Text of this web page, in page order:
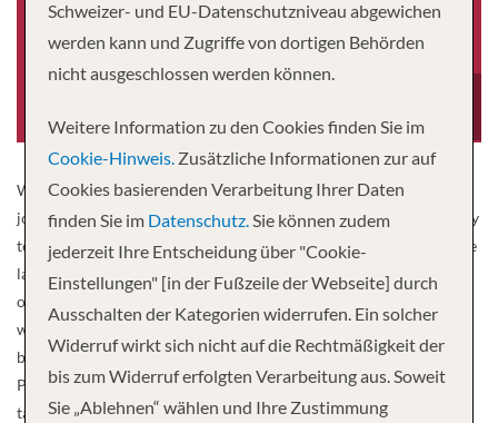
Baujahr
Besatzung
We have selected MS Dnepr Princess for you for your comfortable
journey on the Ukrainian waterways. The ship was built in Germany
together with a series of sister ships and is regularly renovated. The
large sun deck and the all-round promenade invite you to relax and
observe the beautiful river landscapes. The very friendly ship crew
will do their best for you. Your ship is ideal for discovering the
beauties of Ukraine comfortably and comfortably. MS Dnepr
Princess offers 5 passenger decks, 2 panorama restaurants (one
table time), music lounge, viewing salon, bars, reception and mini
Schweizer- und EU-Datenschutzniveau abgewichen
werden kann und Zugriffe von dortigen Behörden
nicht ausgeschlossen werden können.
Weitere Information zu den Cookies finden Sie im
Cookie-Hinweis. Zusätzliche Informationen zur auf
Cookies basierenden Verarbeitung Ihrer Daten
finden Sie im Datenschutz.Sie können zudem
jederzeit Ihre Entscheidung über "Cookie-
Einstellungen" [in der Fußzeile der Webseite] durch
Ausschalten der Kategorien widerrufen. Ein solcher
Widerruf wirkt sich nicht auf die Rechtmäßigkeit der
bis zum Widerruf erfolgten Verarbeitung aus. Soweit
Sie „Ablehnen“ wählen und Ihre Zustimmung